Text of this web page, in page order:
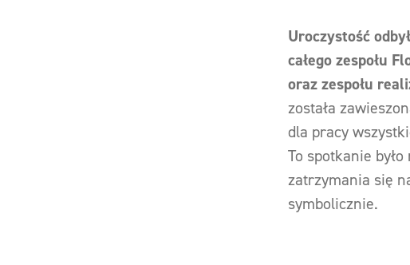
Uroczystość
całego zespołu
oraz zespołu
została
dla pracy
To spotkanie
zatrzymania się
symbolicznie.